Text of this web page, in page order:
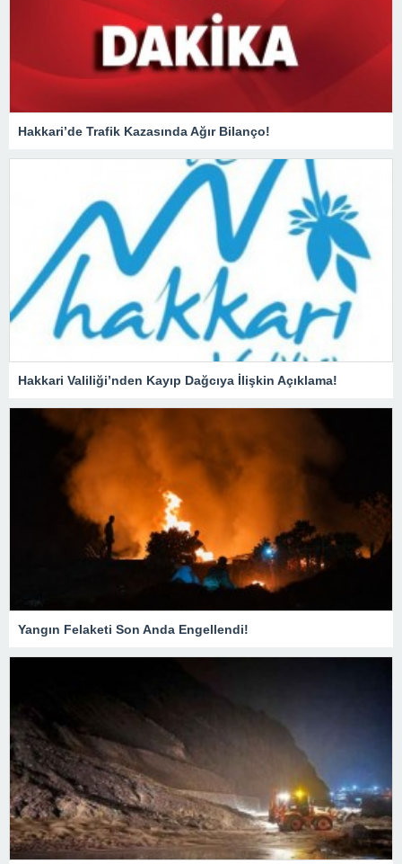
Hakkari’de Trafik Kazasında Ağır Bilanço!
Hakkari Valiliği’nden Kayıp Dağcıya İlişkin Açıklama!
Yangın Felaketi Son Anda Engellendi!